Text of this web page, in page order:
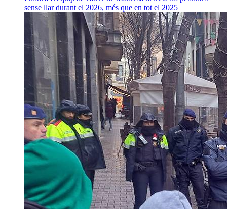
sense llar durant el 2026, més que en tot el 2025